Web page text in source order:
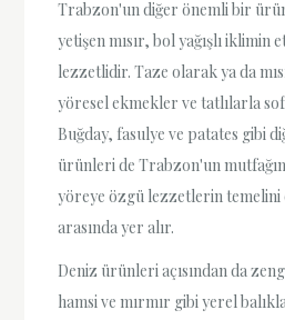
Trabzon'un diğer önemli bir
yetişen mısır, bol yağışlı iklimin
lezzetlidir. Taze olarak ya da
yöresel ekmekler ve tatlılarla
Buğday, fasulye ve patates gibi
ürünleri de Trabzon'un
yöreye özgü lezzetlerin
arasında yer alır.
Deniz ürünleri açısından da
hamsi ve mırmır gibi yerel